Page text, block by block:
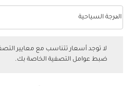
فئة المقصورة option الدرجة السياحية Selected
الدرجة السياحية
keyboard_arrow_down
لا توجد أسعار تتناسب مع معايير
ضبط عوامل التصفية الخاصة بك.